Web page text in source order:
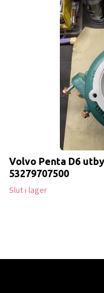
Volvo Penta D6
53279707500
Slut i lager